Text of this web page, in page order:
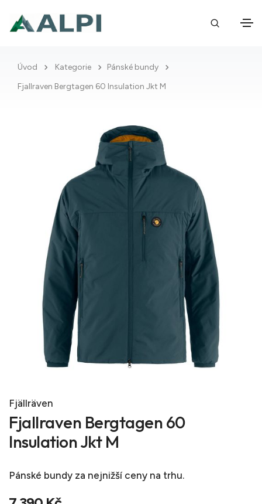
Úvod Kategorie
Pánské bundy
Fjallraven Bergtagen 60 Insulation Jkt M
Fjällräven
Fjallraven Bergtagen 60
Insulation Jkt M
Pánské bundy za nejnižší ceny na trhu.